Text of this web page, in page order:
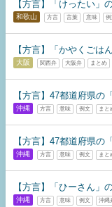
【方言】「けったい」
和歌山 方言 言葉 意味 例
【方言】「かやくごは
大阪 関西弁 大阪弁 まとめ
【方言】47都道府県の
沖縄 方言 意味 例文 まと
【方言】47都道府県
沖縄 方言 意味 例文 まと
【方言】「ひーさん」
沖縄 方言 意味 例文 沖縄